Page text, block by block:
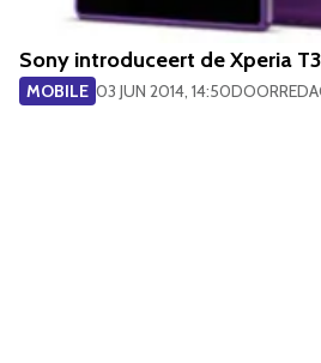
Sony introduceert de Xperia T3
MOBILE 03 JUN 2014, 14:50DOOR